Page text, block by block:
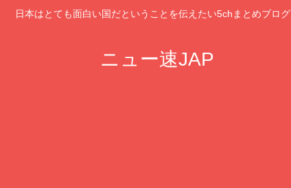
日本はとても面白い国だということを伝えたい5chまとめブログ
ニュー速JAP